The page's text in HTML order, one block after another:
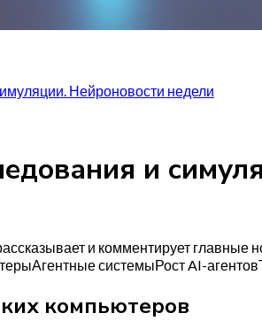
Нейроновости недели
и
и комментирует главные
системыРост AI-
компьютеров